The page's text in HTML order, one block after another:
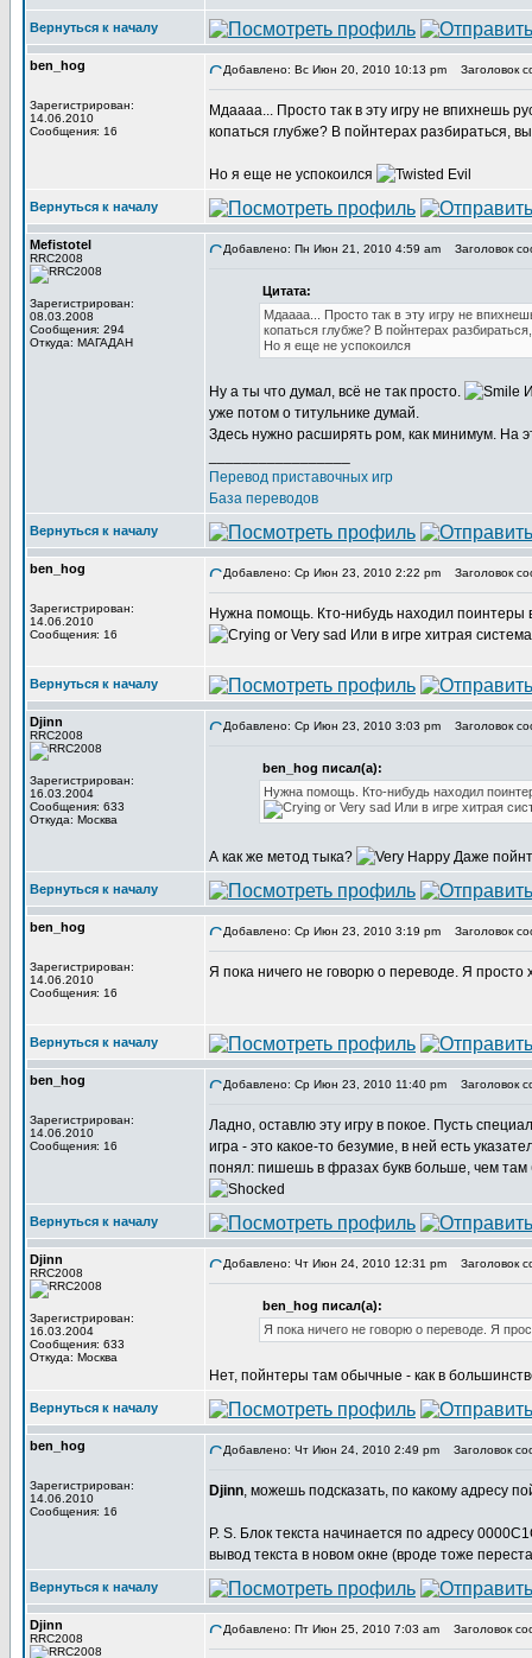
Вернуться к началу
ben_hog
Зарегистрирован:
14.06.2010
Сообщения: 16
Добавлено: Вс Июн 20, 2010 10:13 pm Заголовок
Мдаааа... Просто так в эту игру не впихнешь
копаться глубже? В пойнтерах разбираться,
Но я еще не успокоился
Вернуться к началу
Mefistotel
RRC2008
Зарегистрирован:
08.03.2008
Сообщения: 294
Откуда: МАГАДАН
Добавлено: Пн Июн 21, 2010 4:59 am Заголовок
Цитата:
Мдаааа... Просто так в эту игру не
копаться глубже? В пойнтерах
Но я еще не успокоился
Ну а ты что думал, всё не так просто.
уже потом о титульнике думай.
Здесь нужно расширять ром, как минимум. На
Перевод приставочных игр
База переводов
Вернуться к началу
ben_hog
Зарегистрирован:
14.06.2010
Сообщения: 16
Добавлено: Ср Июн 23, 2010 2:22 pm Заголовок
Нужна помощь. Кто-нибудь находил поинтеры
Или в игре хитрая
Вернуться к началу
Djinn
RRC2008
Зарегистрирован:
16.03.2004
Сообщения: 633
Откуда: Москва
Добавлено: Ср Июн 23, 2010 3:03 pm Заголовок
ben_hog писал(а):
Нужна помощь. Кто-нибудь находил
Или в игре хитрая
А как же метод тыка? Даже
Вернуться к началу
ben_hog
Зарегистрирован:
14.06.2010
Сообщения: 16
Добавлено: Ср Июн 23, 2010 3:19 pm Заголовок
Я пока ничего не говорю о переводе. Я просто
Вернуться к началу
ben_hog
Зарегистрирован:
14.06.2010
Сообщения: 16
Добавлено: Ср Июн 23, 2010 11:40 pm Заголовок
Ладно, оставлю эту игру в покое. Пусть
игра - это какое-то безумие, в ней есть
понял: пишешь в фразах букв больше, чем
Вернуться к началу
Djinn
RRC2008
Зарегистрирован:
16.03.2004
Сообщения: 633
Откуда: Москва
Добавлено: Чт Июн 24, 2010 12:31 pm Заголовок
ben_hog писал(а):
Я пока ничего не говорю о переводе. Я
Нет, пойнтеры там обычные - как в
Вернуться к началу
ben_hog
Зарегистрирован:
14.06.2010
Сообщения: 16
Добавлено: Чт Июн 24, 2010 2:49 pm Заголовок
Djinn, можешь подсказать, по какому адресу
P. S. Блок текста начинается по адресу
вывод текста в новом окне (вроде тоже
Вернуться к началу
Djinn
RRC2008
Добавлено: Пт Июн 25, 2010 7:03 am Заголовок